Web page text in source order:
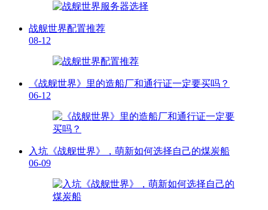
战舰世界配置推荐
08-12
《战舰世界》里的造船厂和通行证一定要买吗？
06-12
入坑《战舰世界》，萌新如何选择自己的煤炭船
06-09